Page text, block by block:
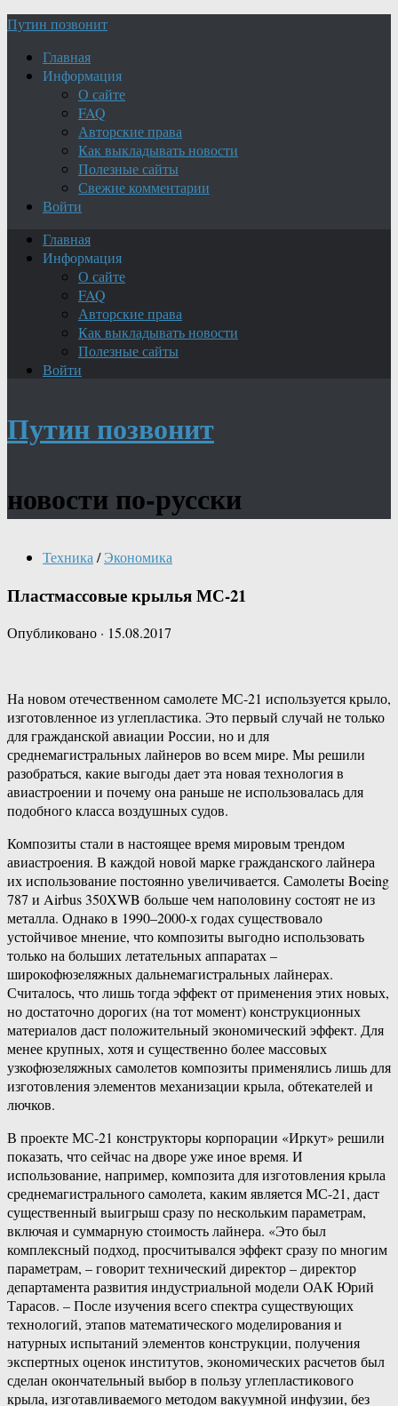
Путин позвонит
Главная
Информация
О сайте
FAQ
Авторские права
Как выкладывать новости
Полезные сайты
Свежие комментарии
Войти
Главная
Информация
О сайте
FAQ
Авторские права
Как выкладывать новости
Полезные сайты
Войти
Путин позвонит
новости по-русски
Техника / Экономика
Пластмассовые крылья МС-21
Опубликовано · 15.08.2017
На новом отечественном самолете МС-21 используется крыло,
изготовленное из углепластика. Это первый случай не только
для гражданской авиации России, но и для
среднемагистральных лайнеров во всем мире. Мы решили
разобраться, какие выгоды дает эта новая технология в
авиастроении и почему она раньше не использовалась для
подобного класса воздушных судов.
Композиты стали в настоящее время мировым трендом
авиастроения. В каждой новой марке гражданского лайнера
их использование постоянно увеличивается. Самолеты Boeing
787 и Airbus 350XWB больше чем наполовину состоят не из
металла. Однако в 1990–2000-х годах существовало
устойчивое мнение, что композиты выгодно использовать
только на больших летательных аппаратах –
широкофюзеляжных дальнемагистральных лайнерах.
Считалось, что лишь тогда эффект от применения этих новых,
но достаточно дорогих (на тот момент) конструкционных
материалов даст положительный экономический эффект. Для
менее крупных, хотя и существенно более массовых
узкофюзеляжных самолетов композиты применялись лишь для
изготовления элементов механизации крыла, обтекателей и
лючков.
В проекте МС-21 конструкторы корпорации «Иркут» решили
показать, что сейчас на дворе уже иное время. И
использование, например, композита для изготовления крыла
среднемагистрального самолета, каким является МС-21, даст
существенный выигрыш сразу по нескольким параметрам,
включая и суммарную стоимость лайнера. «Это был
комплексный подход, просчитывался эффект сразу по многим
параметрам, – говорит технический директор – директор
департамента развития индустриальной модели ОАК Юрий
Тарасов. – После изучения всего спектра существующих
технологий, этапов математического моделирования и
натурных испытаний элементов конструкции, получения
экспертных оценок институтов, экономических расчетов был
сделан окончательный выбор в пользу углепластикового
крыла, изготавливаемого методом вакуумной инфузии, без